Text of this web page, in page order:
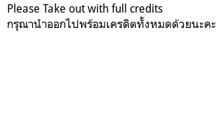
Please Take out with full credits
กรุณานำออกไปพร้อมเครดิตทั้งหมดด้วยนะคะ